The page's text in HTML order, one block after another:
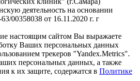
деятельность на основании
00358038 от 16.11.2020 г. г
настоящим сайтом Вы выражаете
Ваших персональных данных
трекеров "Yandex.Metrics".
персональных данных, а также
к их защите, содержатся в Политике